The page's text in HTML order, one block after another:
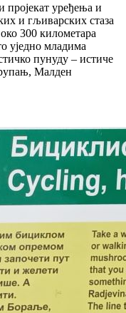
пројекат уређења и
и гљиварских стаза
300 километара
уједно младима
пунуду – истиче
Малден